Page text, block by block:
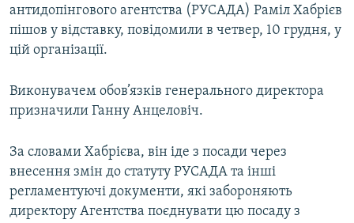
Усі сайти RFE/RL
антидопінгового агентства (РУСАДА) Раміл Хабрієв
пішов у відставку, повідомили в четвер, 10 грудня, у
цій організації.
Виконувачем обов’язків генерального директора
призначили Ганну Анцеловіч.
За словами Хабрієва, він іде з посади через
внесення змін до статуту РУСАДА та інші
регламентуючі документи, які забороняють
директору Агентства поєднувати цю посаду з